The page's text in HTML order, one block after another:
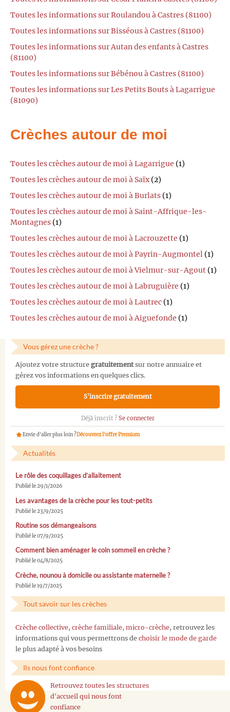
Toutes les informations sur Roulandou à Castres (81100)
Toutes les informations sur Bisséous à Castres (81100)
Toutes les informations sur Autan des enfants à Castres
(81100)
Toutes les informations sur Bébénou à Castres (81100)
Toutes les informations sur Les Petits Bouts à Lagarrigue
(81090)
Crèches autour de moi
Toutes les crèches autour de moi à Lagarrigue (1)
Toutes les crèches autour de moi à Saïx (2)
Toutes les crèches autour de moi à Burlats (1)
Toutes les crèches autour de moi à Saint-Affrique-les-
Montagnes (1)
Toutes les crèches autour de moi à Lacrouzette (1)
Toutes les crèches autour de moi à Payrin-Augmontel (1)
Toutes les crèches autour de moi à Vielmur-sur-Agout (1)
Toutes les crèches autour de moi à Labruguière (1)
Toutes les crèches autour de moi à Lautrec (1)
Toutes les crèches autour de moi à Aiguefonde (1)
Vous gérez une crèche ?
Ajoutez votre structure gratuitementsur notre annuaire et
gérez vos informations en quelques clics.
S'inscrire gratuitement
Déjà inscrit ? Se connecter
Envie d'aller plus loin ?Découvrez l'offre Premium
Actualités
Le rôle des coquillages d’allaitement
Publié le 29/1/2026
Les avantages de la crèche pour les tout-petits
Publié le 23/9/2025
Routine sos démangeaisons
Publié le 07/9/2025
Comment bien aménager le coin sommeil en crèche ?
Publié le 04/8/2025
Crèche, nounou à domicile ou assistante maternelle ?
Publié le 19/7/2025
Tout savoir sur les crèches
Crèche collective, crèche familiale, micro-crèche, retrouvez les
informations qui vous permettrons de choisir le mode de garde
le plus adapté à vos besoins
Ils nous font confiance
Retrouvez toutes les structures
d'accueil qui nous font
confiance